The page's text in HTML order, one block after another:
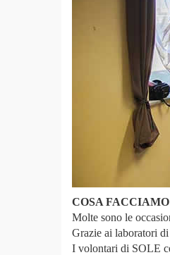
COSA
Molte sono le
Grazie ai laboratori
I volontari di SOLE